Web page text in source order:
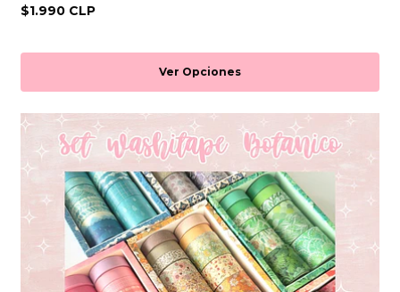
$1.990 CLP
Ver Opciones